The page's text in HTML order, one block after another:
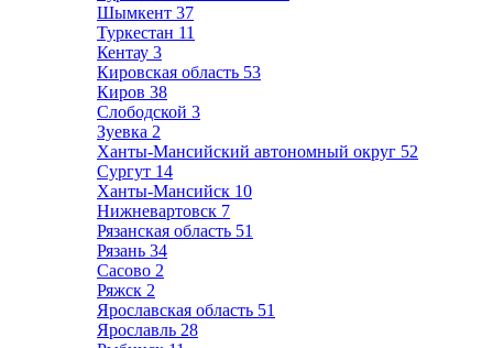
Шымкент 37
Туркестан 11
Кентау 3
Кировская область 53
Киров 38
Слободской 3
Зуевка 2
Ханты-Мансийский автономный округ 52
Сургут 14
Ханты-Мансийск 10
Нижневартовск 7
Рязанская область 51
Рязань 34
Сасово 2
Ряжск 2
Ярославская область 51
Ярославль 28